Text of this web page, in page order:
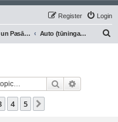
Login
Register
Notikumi un Pasākumi Auto (tūninga) klubi, prese
Search
4 5